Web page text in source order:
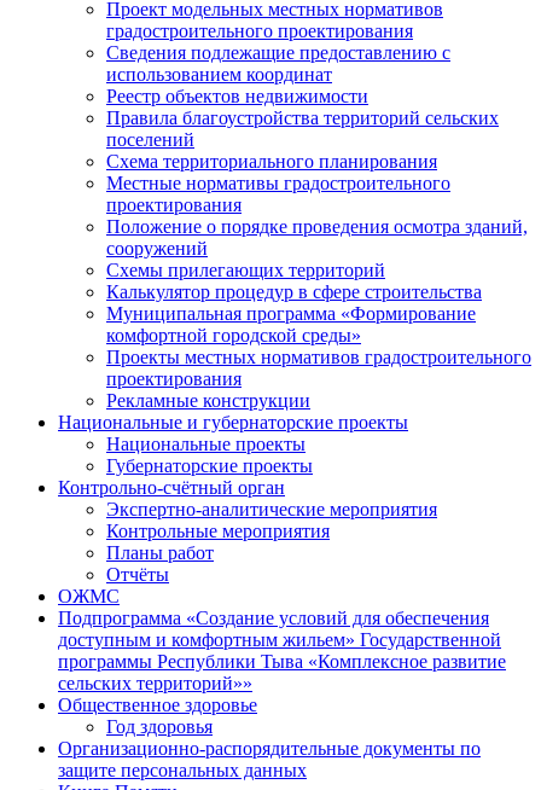
Проект модельных местных нормативов
градостроительного проектирования
Сведения подлежащие предоставлению с
использованием координат
Реестр объектов недвижимости
Правила благоустройства территорий сельских
поселений
Схема территориального планирования
Местные нормативы градостроительного
проектирования
Положение о порядке проведения осмотра зданий,
сооружений
Схемы прилегающих территорий
Калькулятор процедур в сфере строительства
Муниципальная программа «Формирование
комфортной городской среды»
Проекты местных нормативов градостроительного
проектирования
Рекламные конструкции
Национальные и губернаторские проекты
Национальные проекты
Губернаторские проекты
Контрольно-счётный орган
Экспертно-аналитические мероприятия
Контрольные мероприятия
Планы работ
Отчёты
ОЖМС
Подпрограмма «Создание условий для обеспечения
доступным и комфортным жильем» Государственной
программы Республики Тыва «Комплексное развитие
сельских территорий»»
Общественное здоровье
Год здоровья
Организационно-распорядительные документы по
защите персональных данных